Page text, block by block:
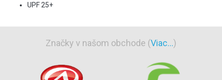
UPF 25+
Značky v našom obchode (Viac...)